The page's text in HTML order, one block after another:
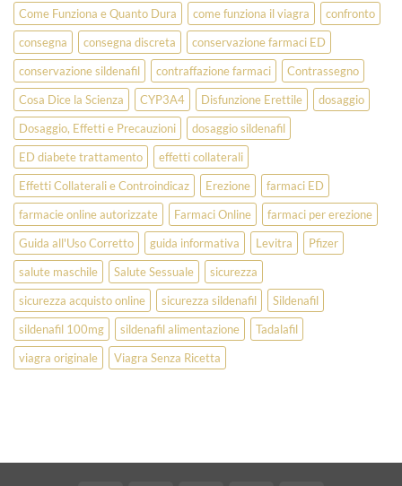
Come Funziona e Quanto Dura
come funziona il viagra
confronto
consegna
consegna discreta
conservazione farmaci ED
conservazione sildenafil
contraffazione farmaci
Contrassegno
Cosa Dice la Scienza
CYP3A4 Disfunzione Erettile
dosaggio
Dosaggio, Effetti e Precauzioni
dosaggio sildenafil
ED diabete trattamento
effetti collaterali
Effetti Collaterali e Controindicaz
Erezione
farmaci ED
farmacie online autorizzate
Farmaci Online
farmaci per erezione
Guida all'Uso Corretto
guida informativa Levitra
Pfizer
salute maschile
Salute Sessuale
sicurezza
sicurezza acquisto online
sicurezza sildenafil
Sildenafil
sildenafil 100mg
sildenafil alimentazione
Tadalafil
viagra originale
Viagra Senza Ricetta